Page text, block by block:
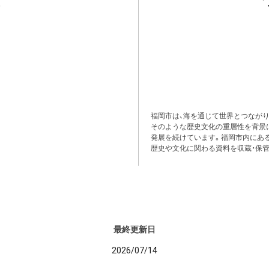
福岡市は、海を通じて世界とつなが
そのような歴史文化の重層性を背景
発展を続けています。福岡市内にあ
歴史や文化に関わる資料を収蔵・保
最終更新日
2026/07/14